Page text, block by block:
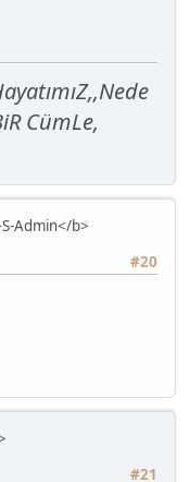
CümLe,
Admin</b>
#20
#21